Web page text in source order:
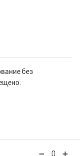
без
0